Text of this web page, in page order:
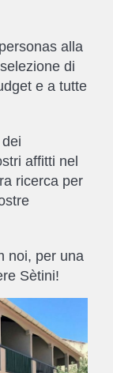
alla
di
e a tutte
affitti nel
ricerca per
noi, per una
Sètini!